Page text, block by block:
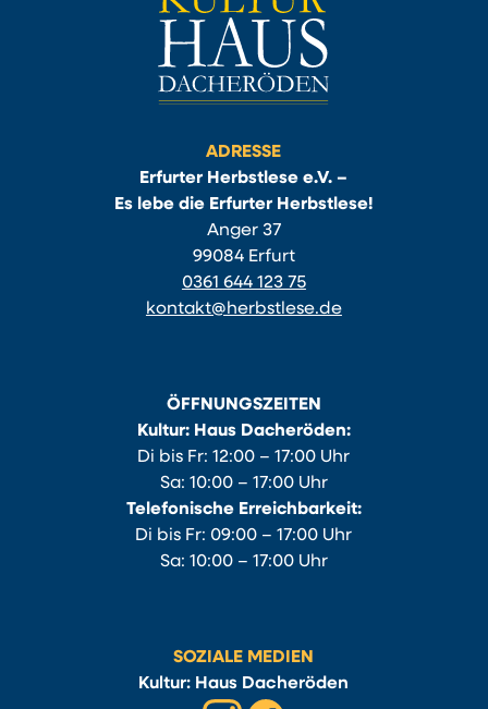
ADRESSE
Erfurter Herbstlese e.V. –
Es lebe die Erfurter Herbstlese!
Anger 37
99084 Erfurt
0361 644 123 75
kontakt@herbstlese.de
ÖFFNUNGSZEITEN
Kultur: Haus Dacheröden:
Di bis Fr: 12:00 – 17:00 Uhr
Sa: 10:00 – 17:00 Uhr
Telefonische Erreichbarkeit:
Di bis Fr: 09:00 – 17:00 Uhr
Sa: 10:00 – 17:00 Uhr
SOZIALE MEDIEN
Kultur: Haus Dacheröden